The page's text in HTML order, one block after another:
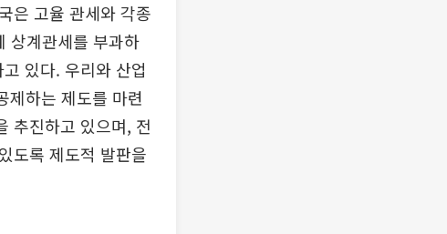
은 고율 관세와 각종
상계관세를 부과하
있다. 우리와 산업
제하는 제도를 마련
추진하고 있으며, 전
도록 제도적 발판을